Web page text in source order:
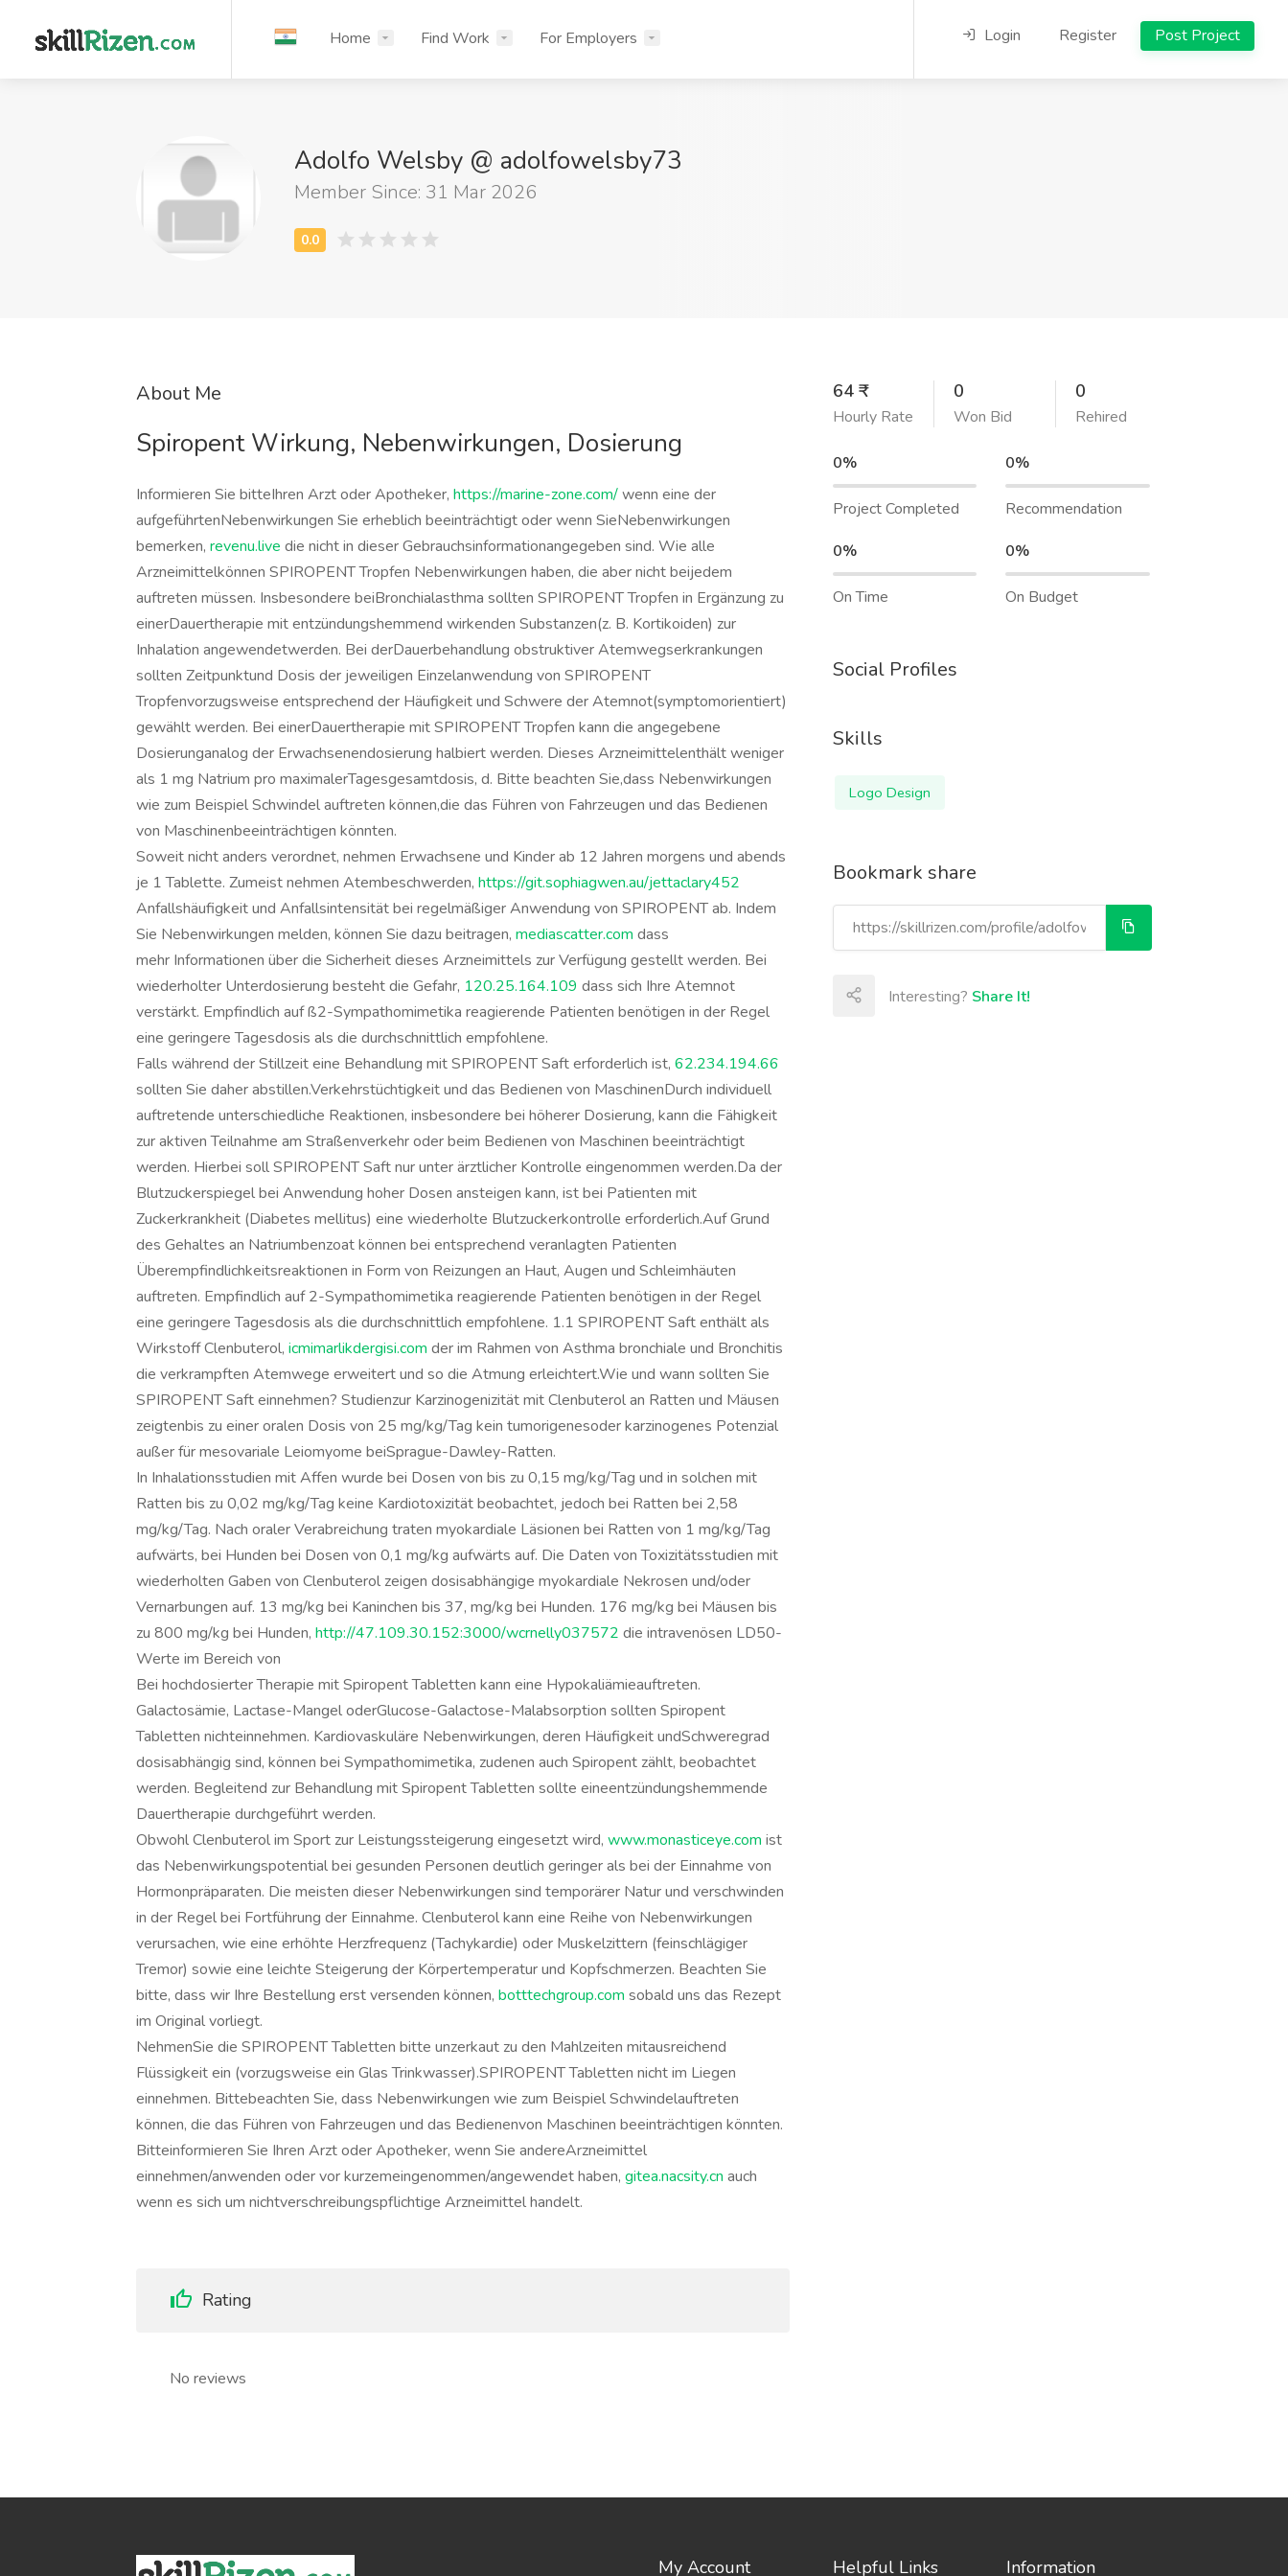
Home Find Work For Employers Login Register Post Project
Adolfo Welsby @ adolfowelsby73
Member Since: 31 Mar 2026
About Me
Spiropent Wirkung, Nebenwirkungen, Dosierung
Informieren Sie bitteIhren Arzt oder Apotheker, https://marine-zone.com/wenn eine der
aufgeführtenNebenwirkungen Sie erheblich beeinträchtigt oder wenn SieNebenwirkungen
bemerken, revenu.live die nicht in dieser Gebrauchsinformationangegeben sind. Wie alle
Arzneimittelkönnen SPIROPENT Tropfen Nebenwirkungen haben, die aber nicht beijedem
auftreten müssen. Insbesondere beiBronchialasthma sollten SPIROPENT Tropfen in Ergänzung zu
einerDauertherapie mit entzündungshemmend wirkenden Substanzen(z. B. Kortikoiden) zur
Inhalation angewendetwerden. Bei derDauerbehandlung obstruktiver Atemwegserkrankungen
sollten Zeitpunktund Dosis der jeweiligen Einzelanwendung von SPIROPENT
Tropfenvorzugsweise entsprechend der Häufigkeit und Schwere der Atemnot(symptomorientiert)
gewählt werden. Bei einerDauertherapie mit SPIROPENT Tropfen kann die angegebene
Dosierunganalog der Erwachsenendosierung halbiert werden. Dieses Arzneimittelenthält weniger
als 1 mg Natrium pro maximalerTagesgesamtdosis, d. Bitte beachten Sie,dass Nebenwirkungen
wie zum Beispiel Schwindel auftreten können,die das Führen von Fahrzeugen und das Bedienen
von Maschinenbeeinträchtigen könnten.
Soweit nicht anders verordnet, nehmen Erwachsene und Kinder ab 12 Jahren morgens und abends
je 1 Tablette. Zumeist nehmen Atembeschwerden, https://git.sophiagwen.au/jettaclary452
Anfallshäufigkeit und Anfallsintensität bei regelmäßiger Anwendung von SPIROPENT ab. Indem
Sie Nebenwirkungen melden, können Sie dazu beitragen, mediascatter.com dass
mehr Informationen über die Sicherheit dieses Arzneimittels zur Verfügung gestellt werden. Bei
wiederholter Unterdosierung besteht die Gefahr, 120.25.164.109 dass sich Ihre Atemnot
verstärkt. Empfindlich auf ß2-Sympathomimetika reagierende Patienten benötigen in der Regel
eine geringere Tagesdosis als die durchschnittlich empfohlene.
Falls während der Stillzeit eine Behandlung mit SPIROPENT Saft erforderlich ist, 62.234.194.66
sollten Sie daher abstillen.Verkehrstüchtigkeit und das Bedienen von MaschinenDurch individuell
auftretende unterschiedliche Reaktionen, insbesondere bei höherer Dosierung, kann die Fähigkeit
zur aktiven Teilnahme am Straßenverkehr oder beim Bedienen von Maschinen beeinträchtigt
werden. Hierbei soll SPIROPENT Saft nur unter ärztlicher Kontrolle eingenommen werden.Da der
Blutzuckerspiegel bei Anwendung hoher Dosen ansteigen kann, ist bei Patienten mit
Zuckerkrankheit (Diabetes mellitus) eine wiederholte Blutzuckerkontrolle erforderlich.Auf Grund
des Gehaltes an Natriumbenzoat können bei entsprechend veranlagten Patienten
Überempfindlichkeitsreaktionen in Form von Reizungen an Haut, Augen und Schleimhäuten
auftreten. Empfindlich auf 2-Sympathomimetika reagierende Patienten benötigen in der Regel
eine geringere Tagesdosis als die durchschnittlich empfohlene. 1.1 SPIROPENT Saft enthält als
Wirkstoff Clenbuterol, icmimarlikdergisi.com der im Rahmen von Asthma bronchiale und Bronchitis
die verkrampften Atemwege erweitert und so die Atmung erleichtert.Wie und wann sollten Sie
SPIROPENT Saft einnehmen? Studienzur Karzinogenizität mit Clenbuterol an Ratten und Mäusen
zeigtenbis zu einer oralen Dosis von 25 mg/kg/Tag kein tumorigenesoder karzinogenes Potenzial
außer für mesovariale Leiomyome beiSprague-Dawley-Ratten.
In Inhalationsstudien mit Affen wurde bei Dosen von bis zu 0,15 mg/kg/Tag und in solchen mit
Ratten bis zu 0,02 mg/kg/Tag keine Kardiotoxizität beobachtet, jedoch bei Ratten bei 2,58
mg/kg/Tag. Nach oraler Verabreichung traten myokardiale Läsionen bei Ratten von 1 mg/kg/Tag
aufwärts, bei Hunden bei Dosen von 0,1 mg/kg aufwärts auf. Die Daten von Toxizitätsstudien mit
wiederholten Gaben von Clenbuterol zeigen dosisabhängige myokardiale Nekrosen und/oder
Vernarbungen auf. 13 mg/kg bei Kaninchen bis 37, mg/kg bei Hunden. 176 mg/kg bei Mäusen bis
zu 800 mg/kg bei Hunden, http://47.109.30.152:3000/wcrnelly037572 die intravenösen LD50-
Werte im Bereich von
Bei hochdosierter Therapie mit Spiropent Tabletten kann eine Hypokaliämieauftreten.
Galactosämie, Lactase-Mangel oderGlucose-Galactose-Malabsorption sollten Spiropent
Tabletten nichteinnehmen. Kardiovaskuläre Nebenwirkungen, deren Häufigkeit undSchweregrad
dosisabhängig sind, können bei Sympathomimetika, zudenen auch Spiropent zählt, beobachtet
werden. Begleitend zur Behandlung mit Spiropent Tabletten sollte eineentzündungshemmende
Dauertherapie durchgeführt werden.
Obwohl Clenbuterol im Sport zur Leistungssteigerung eingesetzt wird, www.monasticeye.com ist
das Nebenwirkungspotential bei gesunden Personen deutlich geringer als bei der Einnahme von
Hormonpräparaten. Die meisten dieser Nebenwirkungen sind temporärer Natur und verschwinden
in der Regel bei Fortführung der Einnahme. Clenbuterol kann eine Reihe von Nebenwirkungen
verursachen, wie eine erhöhte Herzfrequenz (Tachykardie) oder Muskelzittern (feinschlägiger
Tremor) sowie eine leichte Steigerung der Körpertemperatur und Kopfschmerzen. Beachten Sie
bitte, dass wir Ihre Bestellung erst versenden können, botttechgroup.com sobald uns das Rezept
im Original vorliegt.
NehmenSie die SPIROPENT Tabletten bitte unzerkaut zu den Mahlzeiten mitausreichend
Flüssigkeit ein (vorzugsweise ein Glas Trinkwasser).SPIROPENT Tabletten nicht im Liegen
einnehmen. Bittebeachten Sie, dass Nebenwirkungen wie zum Beispiel Schwindelauftreten
können, die das Führen von Fahrzeugen und das Bedienenvon Maschinen beeinträchtigen könnten.
Bitteinformieren Sie Ihren Arzt oder Apotheker, wenn Sie andereArzneimittel
einnehmen/anwenden oder vor kurzemeingenommen/angewendet haben, gitea.nacsity.cn auch
wenn es sich um nichtverschreibungspflichtige Arzneimittel handelt.
Rating
No reviews
64 ₹
Hourly Rate
0
Won Bid
0
Rehired
0%
Project Completed
0%
Recommendation
0%
On Time
0%
On Budget
Social Profiles
Skills
Logo Design
Bookmark share
Interesting? Share It!
My Account Helpful Links Information